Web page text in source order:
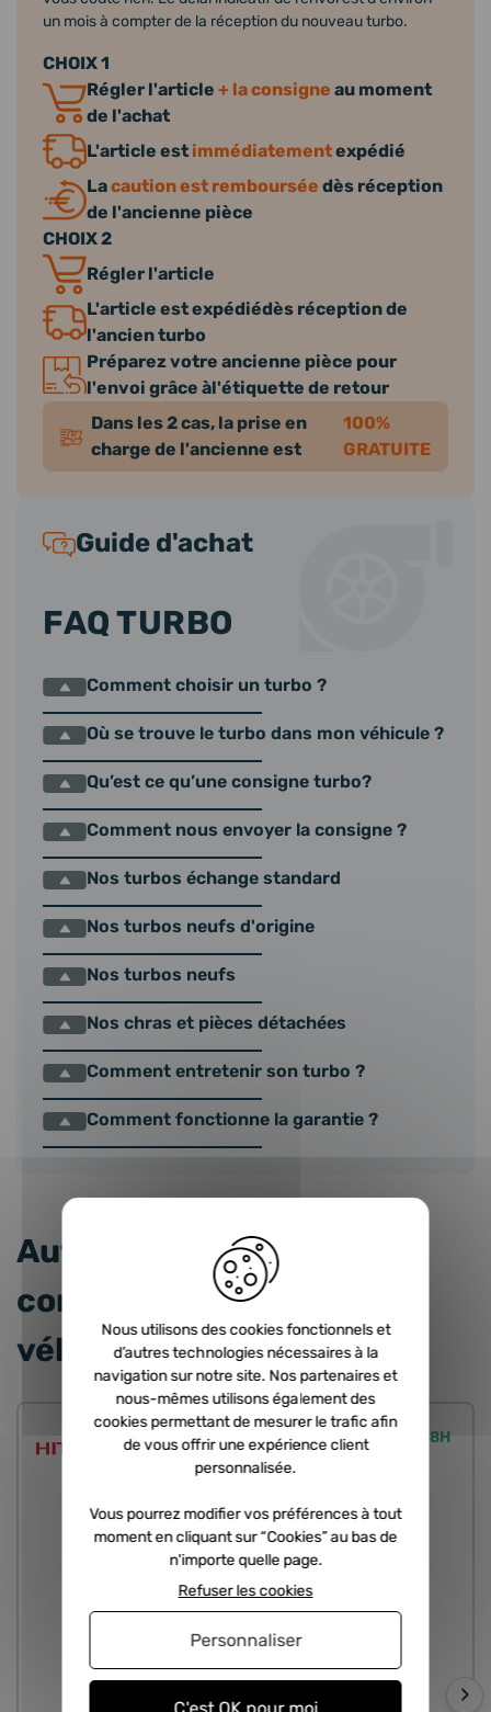
un mois à compter de la réception du nouveau turbo.
CHOIX 1
Régler l'article + la consigne au moment
de l'achat
L'article est immédiatementexpédié
Lacaution est remboursée dès réception
de l'ancienne pièce
CHOIX 2
Régler l'article
L'article est expédiédès réception de
l'ancien turbo
Préparez votre ancienne pièce pour
l'envoi grâce àl'étiquette de retour
Dans les 2 cas, la prise en
charge de l'ancienne est
100%
GRATUITE
Guide d'achat
FAQ TURBO
Comment choisir un turbo ?
Où se trouve le turbo dans mon véhicule ?
Qu’est ce qu’une consigne turbo?
Comment nous envoyer la consigne ?
Nos turbos échange standard
Nos turbos neufs d'origine
Nos turbos neufs
Nos chras et pièces détachées
Comment entretenir son turbo ?
Comment fonctionne la garantie ?
Autres produits
correspondant à votre
véhicule
›
Expédié sous 24/48H
Nous utilisons des cookies fonctionnels et
d’autres technologies nécessaires à la
navigation sur notre site. Nos partenaires et
nous-mêmes utilisons également des
cookies permettant de mesurer le trafic afin
de vous offrir une expérience client
personnalisée.
Vous pourrez modifier vos préférences à tout
moment en cliquant sur “Cookies” au bas de
n'importe quelle page.
Refuser les cookies
Personnaliser